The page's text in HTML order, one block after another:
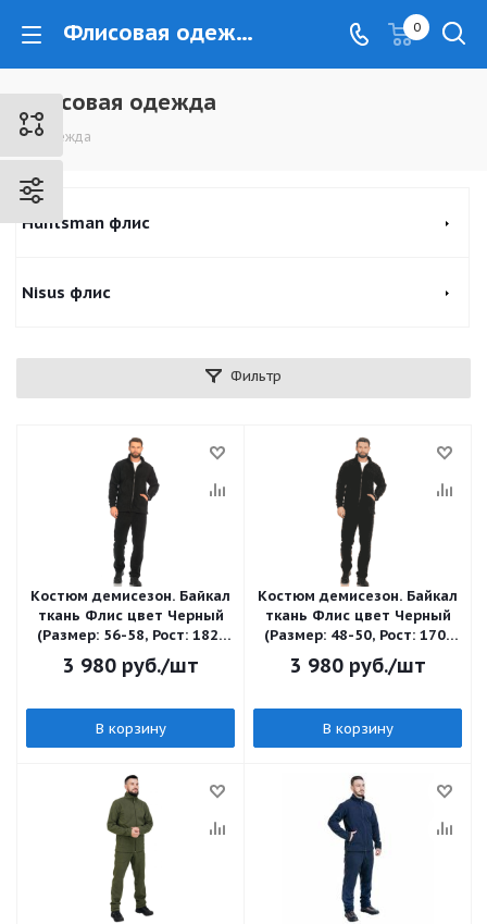
Флисовая одежда - www.kovrovec.ru 0
Флисовая одежда
Одежда
Huntsman флис
Nisus флис
Фильтр
Костюм демисезон. Байкал
ткань Флис цвет Черный
(Размер: 56-58, Рост: 182-
3 980руб./шт
В корзину
Костюм демисезон. Байкал
ткань Флис цвет Черный
(Размер: 48-50, Рост: 170-
3 980руб./шт
В корзину